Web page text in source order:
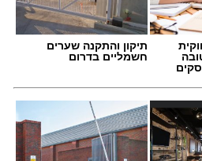
תיקון והתקנה שערים
חשמליים בדרום